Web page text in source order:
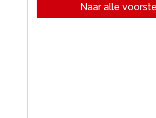
Naar alle